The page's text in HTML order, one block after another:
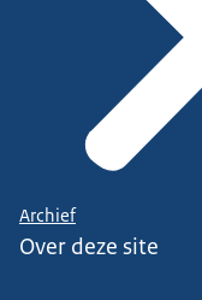
Archief
Over deze site